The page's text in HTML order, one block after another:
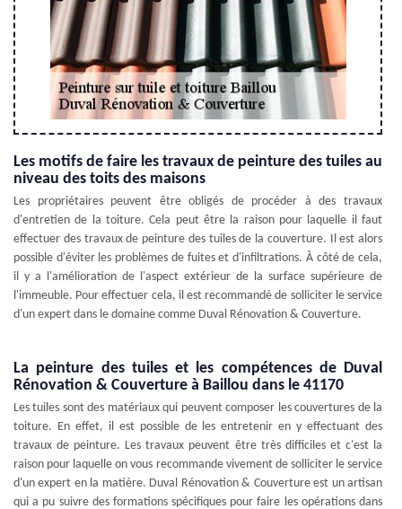
Les motifs de faire les travaux de peinture des tuiles au
niveau des toits des maisons
Les propriétaires peuvent être obligés de procéder à des travaux
d'entretien de la toiture. Cela peut être la raison pour laquelle il faut
effectuer des travaux de peinture des tuiles de la couverture. Il est alors
possible d'éviter les problèmes de fuites et d'infiltrations. À côté de cela,
il y a l'amélioration de l'aspect extérieur de la surface supérieure de
l'immeuble. Pour effectuer cela, il est recommandé de solliciter le service
d'un expert dans le domaine comme Duval Rénovation & Couverture.
La peinture des tuiles et les compétences de Duval
Rénovation & Couverture à Baillou dans le 41170
Les tuiles sont des matériaux qui peuvent composer les couvertures de la
toiture. En effet, il est possible de les entretenir en y effectuant des
travaux de peinture. Les travaux peuvent être très difficiles et c'est la
raison pour laquelle on vous recommande vivement de solliciter le service
d'un expert en la matière. Duval Rénovation & Couverture est un artisan
qui a pu suivre des formations spécifiques pour faire les opérations dans